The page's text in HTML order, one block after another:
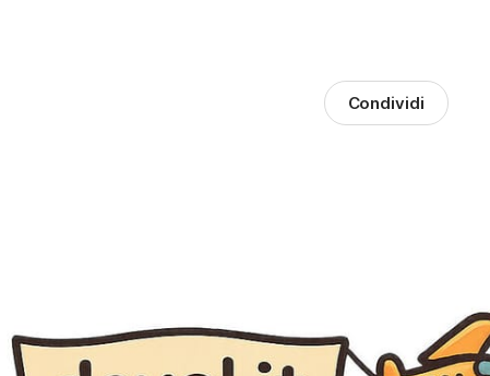
Condividi